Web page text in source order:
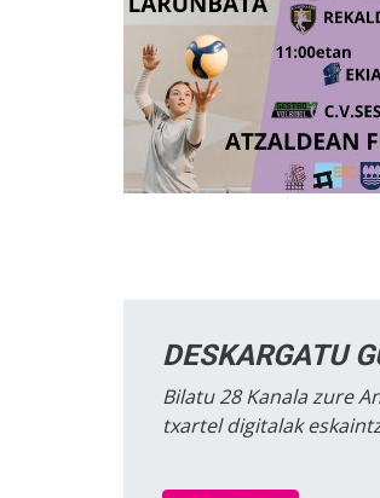
DESKARGATU
Bilatu 28 Kanala zure
txartel digitalak